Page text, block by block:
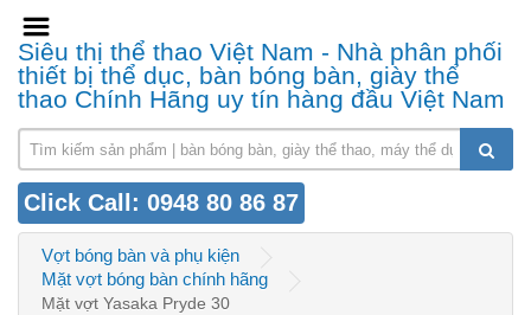
Siêu thị thể thao Việt Nam - Nhà phân phối
thiết bị thể dục, bàn bóng bàn, giày thể
thao Chính Hãng uy tín hàng đầu Việt Nam
Click Call: 0948 80 86 87
Vợt bóng bàn và phụ kiện
Mặt vợt bóng bàn chính hãng
Mặt vợt Yasaka Pryde 30